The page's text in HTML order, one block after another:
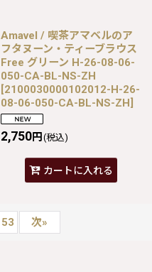
Amavel / 喫茶アマベルのア
フタヌーン・ティーブラウス
Free グリーン H-26-08-06-
050-CA-BL-NS-ZH
[2100030000102012-H-26-
08-06-050-CA-BL-NS-ZH]
2,750円 (税込)
カートに入れる
53 次»